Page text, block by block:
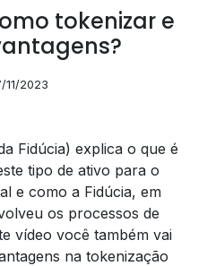
tokenizar e
11/2023
Fidúcia) explica o que é
tipo de ativo para o
e como a Fidúcia, em
os processos de
vídeo você também vai
na tokenização